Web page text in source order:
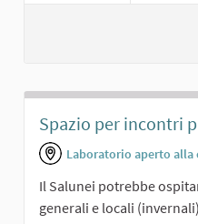
Spazio per incontri
Laboratorio aperto alla
Il Salunei potrebbe
generali e locali